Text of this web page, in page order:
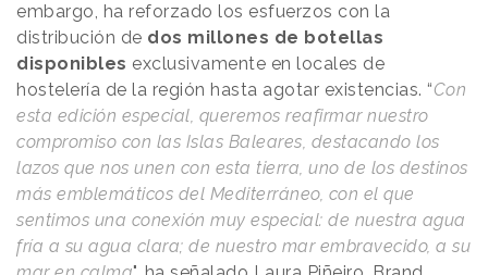
embargo, ha reforzado los esfuerzos con la
distribución de dos millones de botellas
disponibles exclusivamente en locales de
hostelería de la región hasta agotar existencias. “Con
esta edición especial, queremos reafirmar nuestro
compromiso con las Islas Baleares, destacando los
lazos que nos unen con esta tierra, uno de los destinos
más emblemáticos del Mediterráneo, con el que
sentimos una conexión muy especial: de nuestra agua
fría a su agua clara; de nuestro mar embravecido, a su